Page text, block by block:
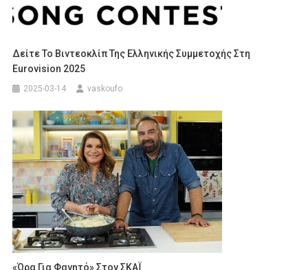
Δείτε Το Βιντεοκλίπ Της Ελληνικής Συμμετοχής Στη
Eurovision 2025
2025-03-14 vaskoufo
«Ώρα Για Φαγητό» Στον ΣΚΑΪ